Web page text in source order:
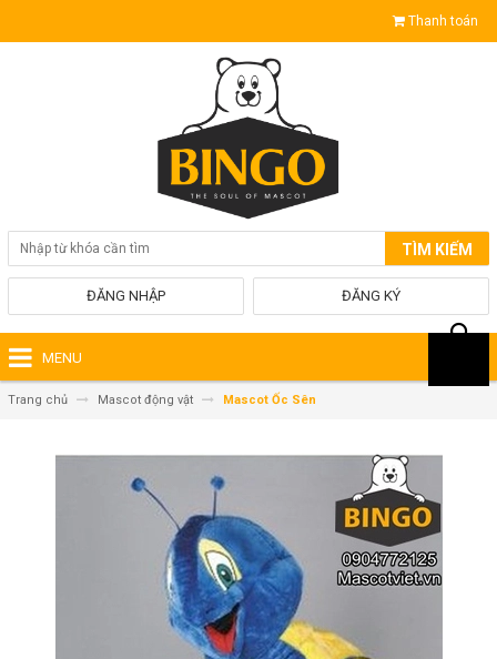
Thanh toán
TÌM KIẾM
ĐĂNG KÝ
ĐĂNG NHẬP
MENU
Trang chủ Mascot động vật Mascot Ốc Sên